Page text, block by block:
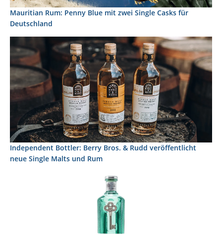
Mauritian Rum: Penny Blue mit zwei Single Casks für
Deutschland
Independent Bottler: Berry Bros. & Rudd veröffentlicht
neue Single Malts und Rum